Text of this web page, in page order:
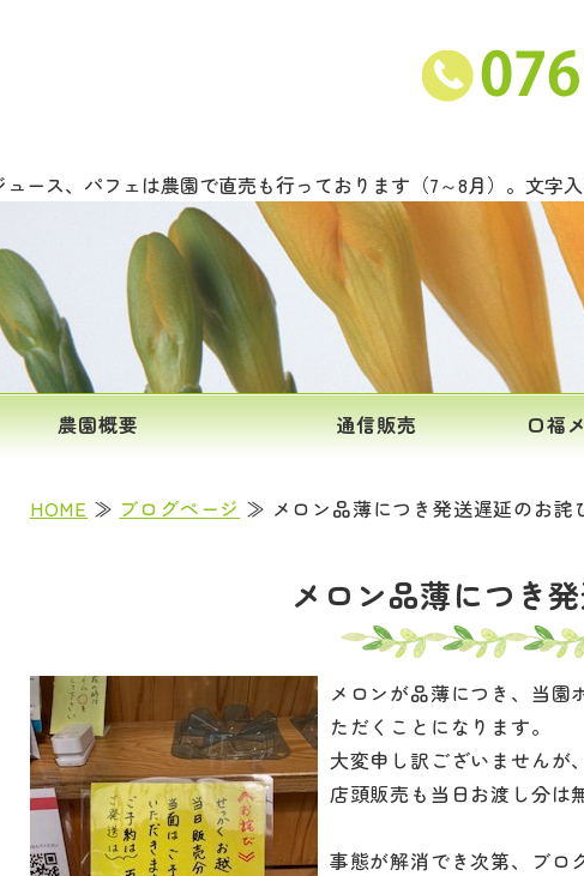
ース、パフェは農園で直売も行っております（7～8月）。文字
農園概要 通信販売 口福
HOME ≫ ブログページ ≫ メロン品薄につき発送遅延のお
メロン品薄につき
メロンが品薄につき、当園
ただくことになります。
大変申し訳ございませんが
店頭販売も当日お渡し分は
事態が解消でき次第、ブロ